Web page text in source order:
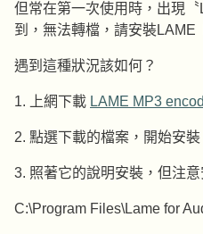
但常在第一次使用時，出現
到，無法轉檔，請安裝LAME
遇到這種狀況該如何？
1. 上網下載 LAME MP3
2. 點選下載的檔案，開始安裝
3. 照著它的說明安裝，但注意
C:\Program Files\Lame for